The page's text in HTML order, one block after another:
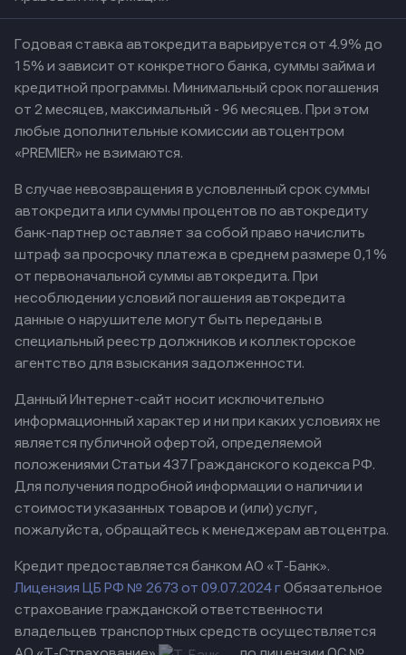
Годовая ставка автокредита варьируется от 4.9% до
15% и зависит от конкретного банка, суммы займа и
кредитной программы. Минимальный срок погашения
от 2 месяцев, максимальный - 96 месяцев. При этом
любые дополнительные комиссии автоцентром
«PREMIER» не взимаются.
В случае невозвращения в условленный срок суммы
автокредита или суммы процентов по автокредиту
банк-партнер оставляет за собой право начислить
штраф за просрочку платежа в среднем размере 0,1%
от первоначальной суммы автокредита. При
несоблюдении условий погашения автокредита
данные о нарушителе могут быть переданы в
специальный реестр должников и коллекторское
агентство для взыскания задолженности.
Данный Интернет-сайт носит исключительно
информационный характер и ни при каких условиях не
является публичной офертой, определяемой
положениями Статьи 437 Гражданского кодекса РФ.
Для получения подробной информации о наличии и
стоимости указанных товаров и (или) услуг,
пожалуйста, обращайтесь к менеджерам автоцентра.
Кредит предоставляется банком АО «Т-Банк».
Лицензия ЦБ РФ № 2673 от 09.07.2024 гОбязательное
страхование гражданской ответственности
владельцев транспортных средств осуществляется